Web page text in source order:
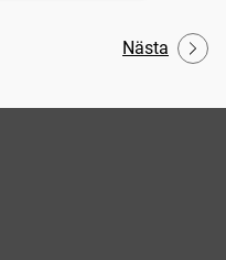
Nästa